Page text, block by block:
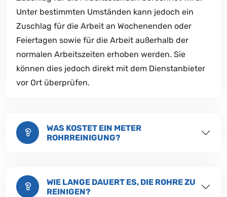
Unter bestimmten Umständen kann jedoch ein
Zuschlag für die Arbeit an Wochenenden oder
Feiertagen sowie für die Arbeit außerhalb der
normalen Arbeitszeiten erhoben werden. Sie
können dies jedoch direkt mit dem Dienstanbieter
vor Ort überprüfen.
WAS KOSTET EIN METER
ROHRREINIGUNG?
WIE LANGE DAUERT ES, DIE ROHRE ZU
REINIGEN?